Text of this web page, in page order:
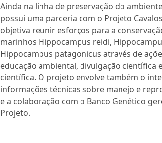
Ainda na linha de preservação do
possui uma parceria com o Projeto
objetiva reunir esforços para a
marinhos Hippocampus reidi,
Hippocampus patagonicus através de
educação ambiental, divulgação científica
científica. O projeto envolve também o
informações técnicas sobre manejo e
e a colaboração com o Banco Genético
Projeto.